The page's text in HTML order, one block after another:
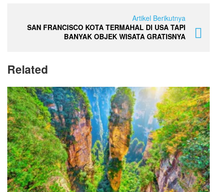
Artikel Berikutnya
SAN FRANCISCO KOTA TERMAHAL DI USA TAPI
BANYAK OBJEK WISATA GRATISNYA
Related